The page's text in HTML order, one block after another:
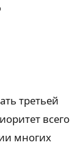
третьей
всего
многих